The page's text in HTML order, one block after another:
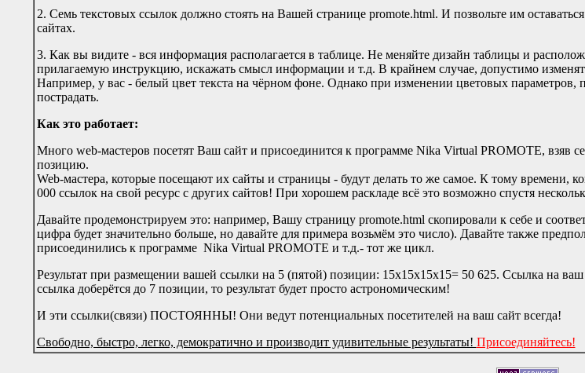
2. Семь текстовых ссылок должно стоять на Вашей странице promote.html. И позвольте им
сайтах.
3. Как вы видите - вся информация располагается в таблице. Не меняйте дизайн таблицы и
прилагаемую инструкцию, искажать смысл информации и т.д. В крайнем случае, допустимо
Например, у вас - белый цвет текста на чёрном фоне. Однако при изменении цветовых
пострадать.
Как это работает:
Много web-мастеров посетят Ваш сайт и присоединится к программе Nika Virtual PROMOTE, взяв
позицию.
Web-мастера, которые посещают их сайты и страницы - будут делать то же самое. К тому времени,
000 ссылок на свой ресурс с других сайтов! При хорошем раскладе всё это возможно спустя
Давайте продемонстрируем это: например, Вашу страницу promote.html скопировали к себе и
цифра будет значительно больше, но давайте для примера возьмём это число). Давайте также
присоединились к программе Nika Virtual PROMOTE и т.д.- тот же цикл.
Результат при размещении вашей ссылки на 5 (пятой) позиции: 15x15x15x15= 50 625. Ссылка на
ссылка доберётся до 7 позиции, то результат будет просто астрономическим!
И эти ссылки(связи) ПОСТОЯННЫ! Они ведут потенциальных посетителей на ваш сайт всегда!
Свободно, быстро, легко, демократично и производит удивительные результаты! Присоединяйтесь!